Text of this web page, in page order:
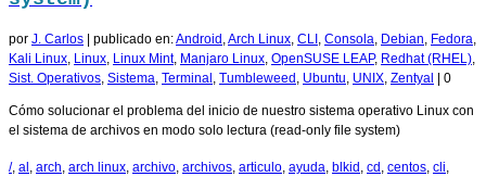
por J. Carlos publicado en:Android ,Arch Linux, CLI , Consola, Debian, Fedora,
Kali Linux, Linux, Linux Mint, Manjaro Linux, OpenSUSE LEAP, Redhat (RHEL),
Sist. Operativos, Sistema, Terminal , Tumbleweed , Ubuntu, UNIX, Zentyal 0
Cómo solucionar el problema del inicio de nuestro sistema operativo Linux con
el sistema de archivos en modo solo lectura (read-only file system)
/, al , arch, arch linux, archivo, archivos, articulo, ayuda, blkid , cd , centos, cli,